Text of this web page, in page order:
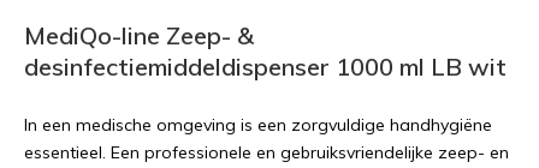
MediQo-line Zeep- &
desinfectiemiddeldispenser 1000 ml LB wit
In een medische omgeving is een zorgvuldige handhygiëne
essentieel. Een professionele en gebruiksvriendelijke zeep- en